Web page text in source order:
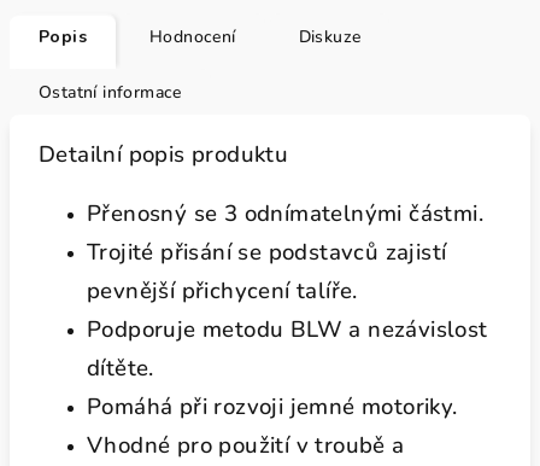
Popis Hodnocení Diskuze
Ostatní informace
Detailní popis produktu
Přenosný se 3 odnímatelnými částmi.
Trojité přisání se podstavců zajistí
pevnější přichycení talíře.
Podporuje metodu BLW a nezávislost
dítěte.
Pomáhá při rozvoji jemné motoriky.
Vhodné pro použití v troubě a